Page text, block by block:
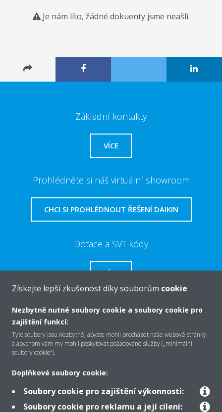
Je nám líto, žádné dokuenty jsme neašli.
Základní kontakty
VÍCE
Prohlédněte si náš virtuální showroom
CHCI SI PROHLÉDNOUT ŘEŠENÍ DAIKIN
Dotace a SVT kódy
VÍCE
O společnosti Daikin
Řešení
Podpora
Získejte lepší zkušenost díky souborům cookie
Nezbytně nutné soubory cookie a soubory cookie pro
zajištění funkcí:
Tyto soubory jsou nezbytné, abyste mohli procházet naše webové stránky
a abychom vám my mohli poskytovat požadované služby („minimální
soubory cookie“).
Doplňkové soubory cookie:
Soubory cookie pro zajištění výkonnosti:
Soubory cookie pro reklamu a její cílení: